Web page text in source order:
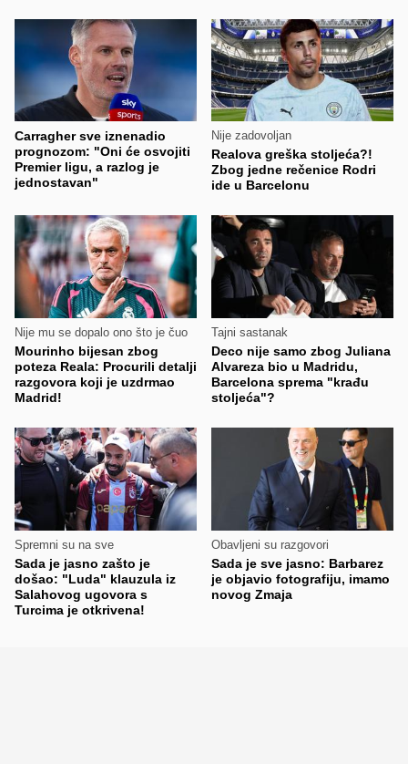
Carragher sve iznenadio
prognozom: "Oni će osvojiti
Premier ligu, a razlog je
jednostavan"
Nije zadovoljan
Realova greška stoljeća?!
Zbog jedne rečenice Rodri
ide u Barcelonu
Nije mu se dopalo ono što je čuo
Mourinho bijesan zbog
poteza Reala: Procurili detalji
razgovora koji je uzdrmao
Madrid!
Tajni sastanak
Deco nije samo zbog Juliana
Alvareza bio u Madridu,
Barcelona sprema "krađu
stoljeća"?
Spremni su na sve
Sada je jasno zašto je
došao: "Luda" klauzula iz
Salahovog ugovora s
Turcima je otkrivena!
Obavljeni su razgovori
Sada je sve jasno: Barbarez
je objavio fotografiju, imamo
novog Zmaja